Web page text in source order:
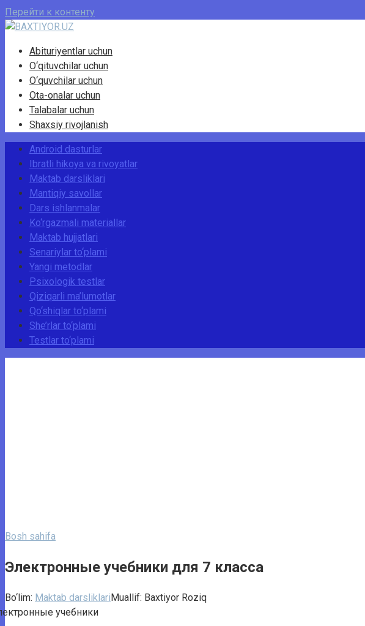
Перейти к контенту
Abituriyentlar uchun
O‘qituvchilar uchun
O‘quvchilar uchun
Ota-onalar uchun
Talabalar uchun
Shaxsiy rivojlanish
Android dasturlar
Ibratli hikoya va rivoyatlar
Maktab darsliklari
Mantiqiy savollar
Dars ishlanmalar
Ko‘rgazmali materiallar
Maktab hujjatlari
Senariylar to‘plami
Yangi metodlar
Psixologik testlar
Qiziqarli ma’lumotlar
Qo‘shiqlar to‘plami
She’rlar to‘plami
Testlar to‘plami
Bosh sahifa
Электронные учебники для 7 класса
Bo‘lim: Maktab darsliklariMuallif: Baxtiyor Roziq